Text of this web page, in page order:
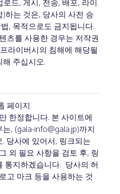
드, 게시, 전송, 배포, 라이
하는 것은, 당사의 사전 승
, 목적으로도 금지됩니다.
츠를 사용한 경우는 저작권
라이버시의 침해에 해당될
주십시오.
페이지
한정합니다. 본 사이트에
, (gala-info@gala.jp)까지
당사에 있어서, 링크되는
외 필요 사항을 검토 후, 링
통지하겠습니다. 당사의 허
고 마크 등을 사용하는 것